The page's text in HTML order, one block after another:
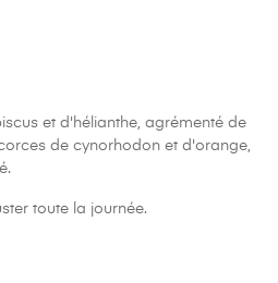
et d'hélianthe, agrémenté de
de cynorhodon et d'orange,
toute la journée.